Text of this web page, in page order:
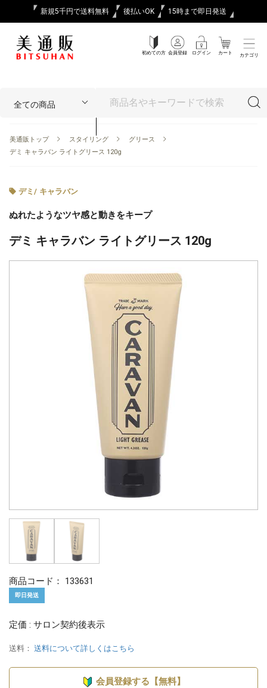
新規5千円で送料無料 後払いOK 15時まで即日発送
初めての方 会員登録 ログイン カート カテゴリ
美通販トップ スタイリング
グリース
デミ キャラバン ライトグリース 120g
デミ / キャラバン
ぬれたようなツヤ感と動きをキープ
デミ キャラバン ライトグリース 120g
商品コード： 133631
即日発送
定価 : サロン契約後表示
送料： 送料について詳しくはこちら
会員登録する【無料】